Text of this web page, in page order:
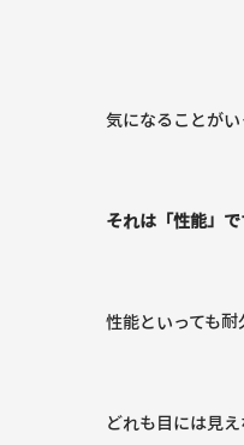
気になることが
それは「性能」
性能といっても
どれも目には見